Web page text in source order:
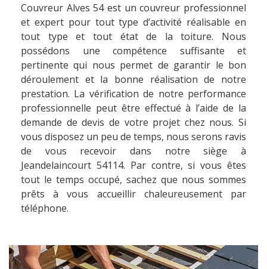
Couvreur Alves 54 est un couvreur professionnel
et expert pour tout type d’activité réalisable en
tout type et tout état de la toiture. Nous
possédons une compétence suffisante et
pertinente qui nous permet de garantir le bon
déroulement et la bonne réalisation de notre
prestation. La vérification de notre performance
professionnelle peut être effectué à l’aide de la
demande de devis de votre projet chez nous. Si
vous disposez un peu de temps, nous serons ravis
de vous recevoir dans notre siège à
Jeandelaincourt 54114. Par contre, si vous êtes
tout le temps occupé, sachez que nous sommes
prêts à vous accueillir chaleureusement par
téléphone.